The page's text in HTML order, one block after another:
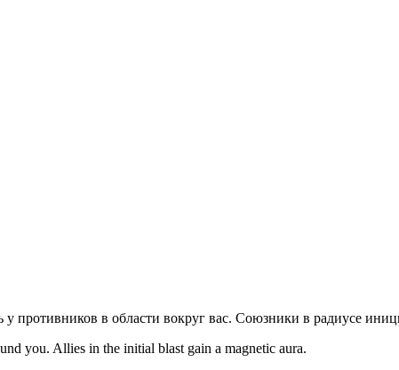
противников в области вокруг вас. Союзники в радиусе
you. Allies in the initial blast gain a magnetic aura.